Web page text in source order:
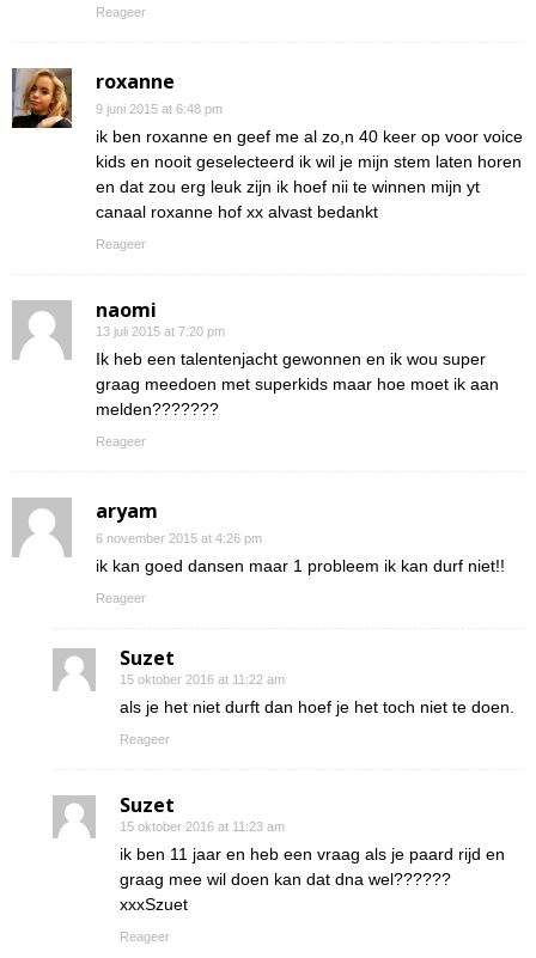
Reageer
roxanne
9 juni 2015 at 6:48 pm
ik ben roxanne en geef me al zo,n 40 keer op voor voice
kids en nooit geselecteerd ik wil je mijn stem laten horen
en dat zou erg leuk zijn ik hoef nii te winnen mijn yt
canaal roxanne hof xx alvast bedankt
Reageer
naomi
13 juli 2015 at 7:20 pm
Ik heb een talentenjacht gewonnen en ik wou super
graag meedoen met superkids maar hoe moet ik aan
melden???????
Reageer
aryam
6 november 2015 at 4:26 pm
ik kan goed dansen maar 1 probleem ik kan durf niet!!
Reageer
Suzet
15 oktober 2016 at 11:22 am
als je het niet durft dan hoef je het toch niet te doen.
Reageer
Suzet
15 oktober 2016 at 11:23 am
ik ben 11 jaar en heb een vraag als je paard rijd en
graag mee wil doen kan dat dna wel??????
xxxSzuet
Reageer